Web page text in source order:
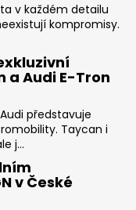
v každém detailu
kompromisy.
a Audi E-Tron
představuje
Taycan i
j...
v České